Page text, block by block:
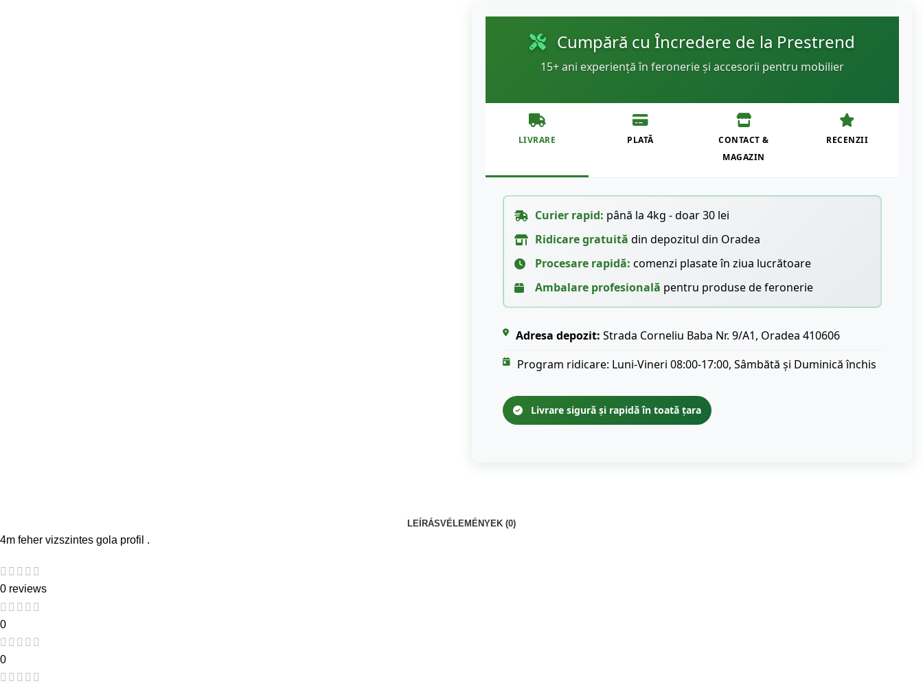
Cumpără cu Încredere de la Prestrend
15+ ani experiență în feronerie și accesorii pentru mobilier
LIVRARE PLATĂ
CONTACT &
MAGAZIN
RECENZII
Curier rapid: până la 4kg - doar 30 lei
Ridicare gratuită din depozitul din Oradea
Procesare rapidă: comenzi plasate în ziua lucrătoare
Ambalare profesională pentru produse de feronerie
Adresa depozit: Strada Corneliu Baba Nr. 9/A1, Oradea 410606
Program ridicare: Luni-Vineri 08:00-17:00, Sâmbătă și Duminică închis
Livrare sigură și rapidă în toată țara
LEÍRÁSVÉLEMÉNYEK (0)
4m feher vizszintes gola profil .
0 reviews
0
0